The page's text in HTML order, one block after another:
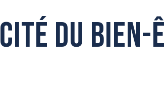
du bien-